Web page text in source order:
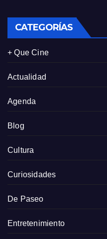
CATEGORÍAS
+ Que Cine
Actualidad
Agenda
Blog
Cultura
Curiosidades
De Paseo
Entretenimiento